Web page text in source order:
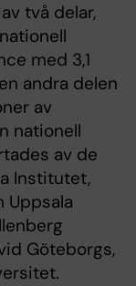
två delar,
med 3,1
andra delen
av
nationell
av de
Institutet,
Uppsala
Göteborgs,